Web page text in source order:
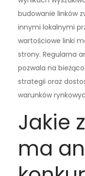
budowanie linków
innymi lokalnymi
wartościowe linki
strony. Regularna
pozwala na
strategii oraz
warunków
Jakie
ma